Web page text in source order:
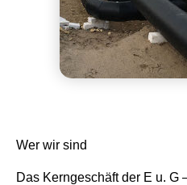
Wer wir sind
Das Kerngeschäft der E u. G